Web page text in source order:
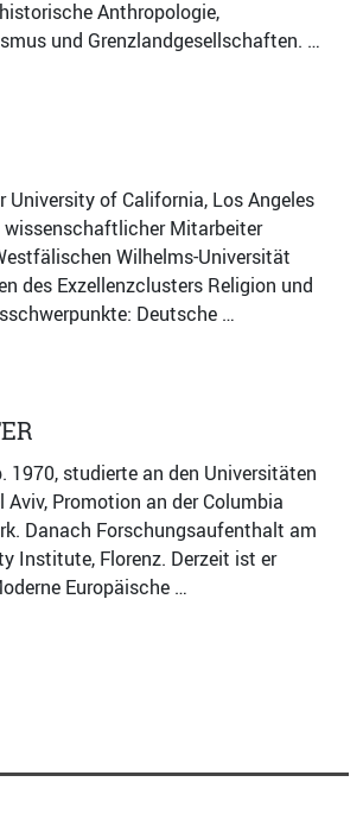
Anthropologie,
und Grenzlandgesellschaften. …
University of California, Los Angeles
Mitarbeiter
Wilhelms-Universität
des Exzellenzclusters Religion und
Deutsche …
1970, studierte an den Universitäten
Aviv, Promotion an der Columbia
Danach Forschungsaufenthalt am
Institute, Florenz. Derzeit ist er
Europäische …